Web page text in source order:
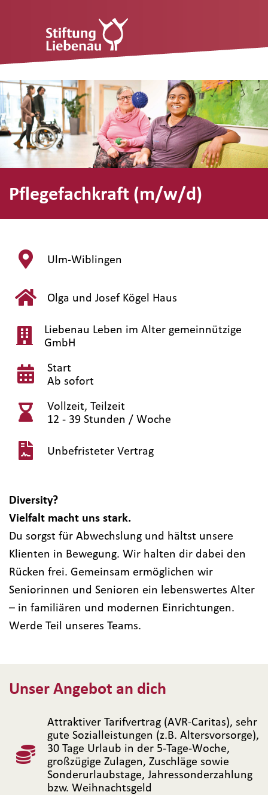
Pflegefachkraft (m/w/d)
Ulm-Wiblingen
Olga und Josef Kögel Haus
Liebenau Leben im Alter gemeinnützige
GmbH
Start
Ab sofort
Vollzeit, Teilzeit
12 - 39 Stunden / Woche
Unbefristeter Vertrag
Diversity?
Vielfalt macht uns stark.
Du sorgst für Abwechslung und hältst unsere
Klienten in Bewegung. Wir halten dir dabei den
Rücken frei. Gemeinsam ermöglichen wir
Seniorinnen und Senioren ein lebenswertes Alter
– in familiären und modernen Einrichtungen.
Werde Teil unseres Teams.
Unser Angebot an dich
Attraktiver Tarifvertrag (AVR-Caritas), sehr
gute Sozialleistungen (z.B. Altersvorsorge),
30 Tage Urlaub in der 5-Tage-Woche,
großzügige Zulagen, Zuschläge sowie
Sonderurlaubstage, Jahressonderzahlung
bzw. Weihnachtsgeld